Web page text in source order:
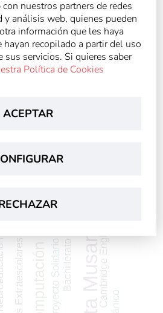
nuestros partners de redes
y análisis web, quienes pueden
información que les haya
hayan recopilado a partir del uso
sus servicios. Si quieres saber
Política de Cookies
ACEPTAR